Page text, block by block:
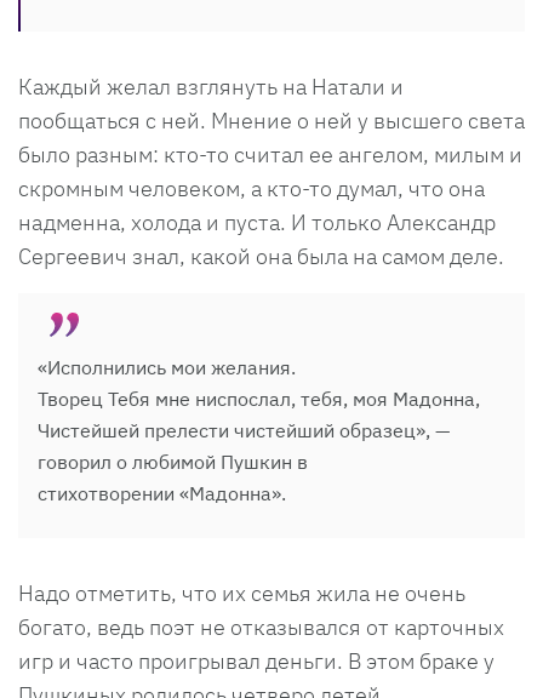
Каждый желал взглянуть на Натали и
пообщаться с ней. Мнение о ней у высшего света
было разным: кто-то считал ее ангелом, милым и
скромным человеком, а кто-то думал, что она
надменна, холода и пуста. И только Александр
Сергеевич знал, какой она была на самом деле.
«Исполнились мои желания.
Творец Тебя мне ниспослал, тебя, моя Мадонна,
Чистейшей прелести чистейший образец», —
говорил о любимой Пушкин в
стихотворении «Мадонна».
Надо отметить, что их семья жила не очень
богато, ведь поэт не отказывался от карточных
игр и часто проигрывал деньги. В этом браке у